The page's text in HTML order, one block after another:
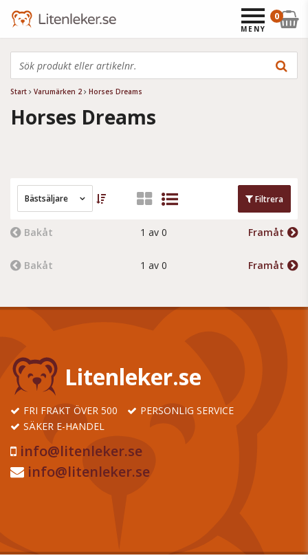
Start Varumärken 2 Horses Dreams
Horses Dreams
Bästsäljare Filtrera
Bakåt 1 av 0 Framåt
Bakåt 1 av 0 Framåt
Litenleker.se
FRI FRAKT ÖVER 500
PERSONLIG SERVICE
SÄKER E-HANDEL
info@litenleker.se
info@litenleker.se
0
MENY